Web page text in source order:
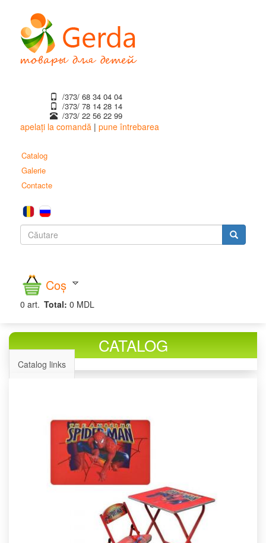
conţinutul
principal
/373/ 68 34 04 04
/373/ ‎78 14 28 14
/373/ 22 56 22 99
apelați la comandă | pune întrebarea
Catalog
Galerie
Contacte
Formular
căutare
Coș
0 art. Total: 0 MDL
CATALOG
Catalog links